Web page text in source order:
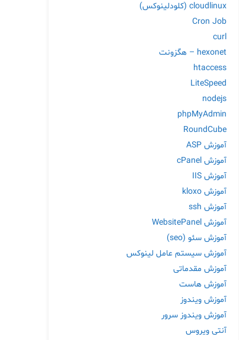
cloudlinux (کلودلینوکس)
Cron Job
curl
hexonet – هگزونت
htaccess
LiteSpeed
nodejs
phpMyAdmin
RoundCube
آموزش ASP
آموزش cPanel
آموزش IIS
آموزش kloxo
آموزش ssh
آموزش WebsitePanel
آموزش سئو (seo)
آموزش سیستم عامل لینوکس
آموزش مقدماتی
آموزش هاست
آموزش ویندوز
آموزش ویندوز سرور
آنتی ویروس